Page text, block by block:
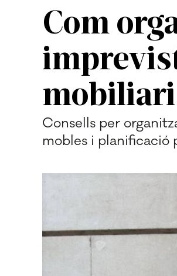
Com
mobiliari
Consells per
mobles i planificació